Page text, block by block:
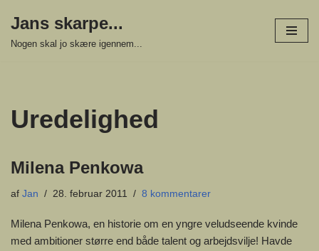
Spring
Jans skarpe...
Nogen skal jo skære igennem...
Uredelighed
Milena Penkowa
af Jan 28. februar 2011 8 kommentarer
Milena Penkowa, en historie om en yngre veludseende kvinde
med ambitioner større end både talent og arbejdsvilje! Havde